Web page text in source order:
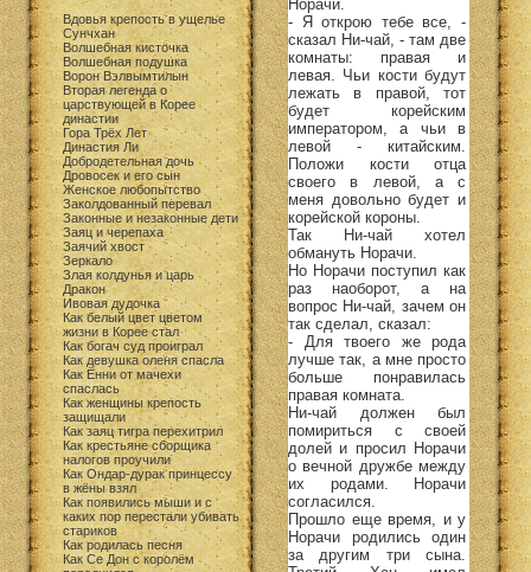
Вдовья крепость в ущелье
Сунчхан
Волшебная кисточка
Волшебная подушка
Ворон Вэлвымтилын
Вторая легенда о
царствующей в Корее
династии
Гора Трёх Лет
Династия Ли
Добродетельная дочь
Дровосек и его сын
Женское любопытство
Заколдованный перевал
Законные и незаконные дети
Заяц и черепаха
Заячий хвост
Зеркало
Злая колдунья и царь
Дракон
Ивовая дудочка
Как белый цвет цветом
жизни в Корее стал
Как богач суд проиграл
Как девушка оленя спасла
Как Ённи от мачехи
спаслась
Как женщины крепость
защищали
Как заяц тигра перехитрил
Как крестьяне сборщика
налогов проучили
Как Ондар-дурак принцессу
в жёны взял
Как появились мыши и с
каких пор перестали убивать
стариков
Как родилась песня
Как Се Дон с королём
Норачи.
- Я открою тебе все, -
сказал Ни-чай, - там две
комнаты: правая и
левая. Чьи кости будут
лежать в правой, тот
будет корейским
императором, а чьи в
левой - китайским.
Положи кости отца
своего в левой, а с
меня довольно будет и
корейской короны.
Так Ни-чай хотел
обмануть Норачи.
Но Норачи поступил как
раз наоборот, а на
вопрос Ни-чай, зачем он
так сделал, сказал:
- Для твоего же рода
лучше так, а мне просто
больше понравилась
правая комната.
Ни-чай должен был
помириться с своей
долей и просил Норачи
о вечной дружбе между
их родами. Норачи
согласился.
Прошло еще время, и у
Норачи родились один
за другим три сына.